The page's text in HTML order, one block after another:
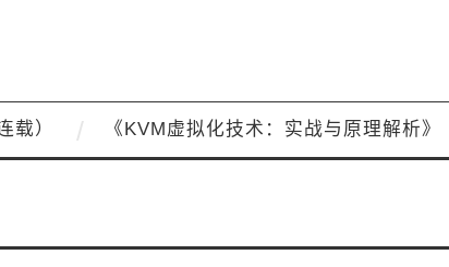
载） 《KVM虚拟化技术：实战与原理解析》